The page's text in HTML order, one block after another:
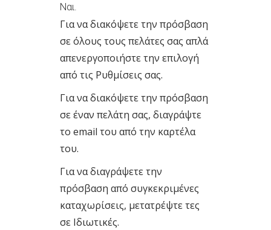
Ναι.
Για να διακόψετε την πρόσβαση
σε όλους τους πελάτες σας απλά
απενεργοποιήστε την επιλογή
από τις Ρυθμίσεις σας.
Για να διακόψετε την πρόσβαση
σε έναν πελάτη σας, διαγράψτε
το email του από την καρτέλα
του.
Για να διαγράψετε την
πρόσβαση από συγκεκριμένες
καταχωρίσεις, μετατρέψτε τες
σε Ιδιωτικές.